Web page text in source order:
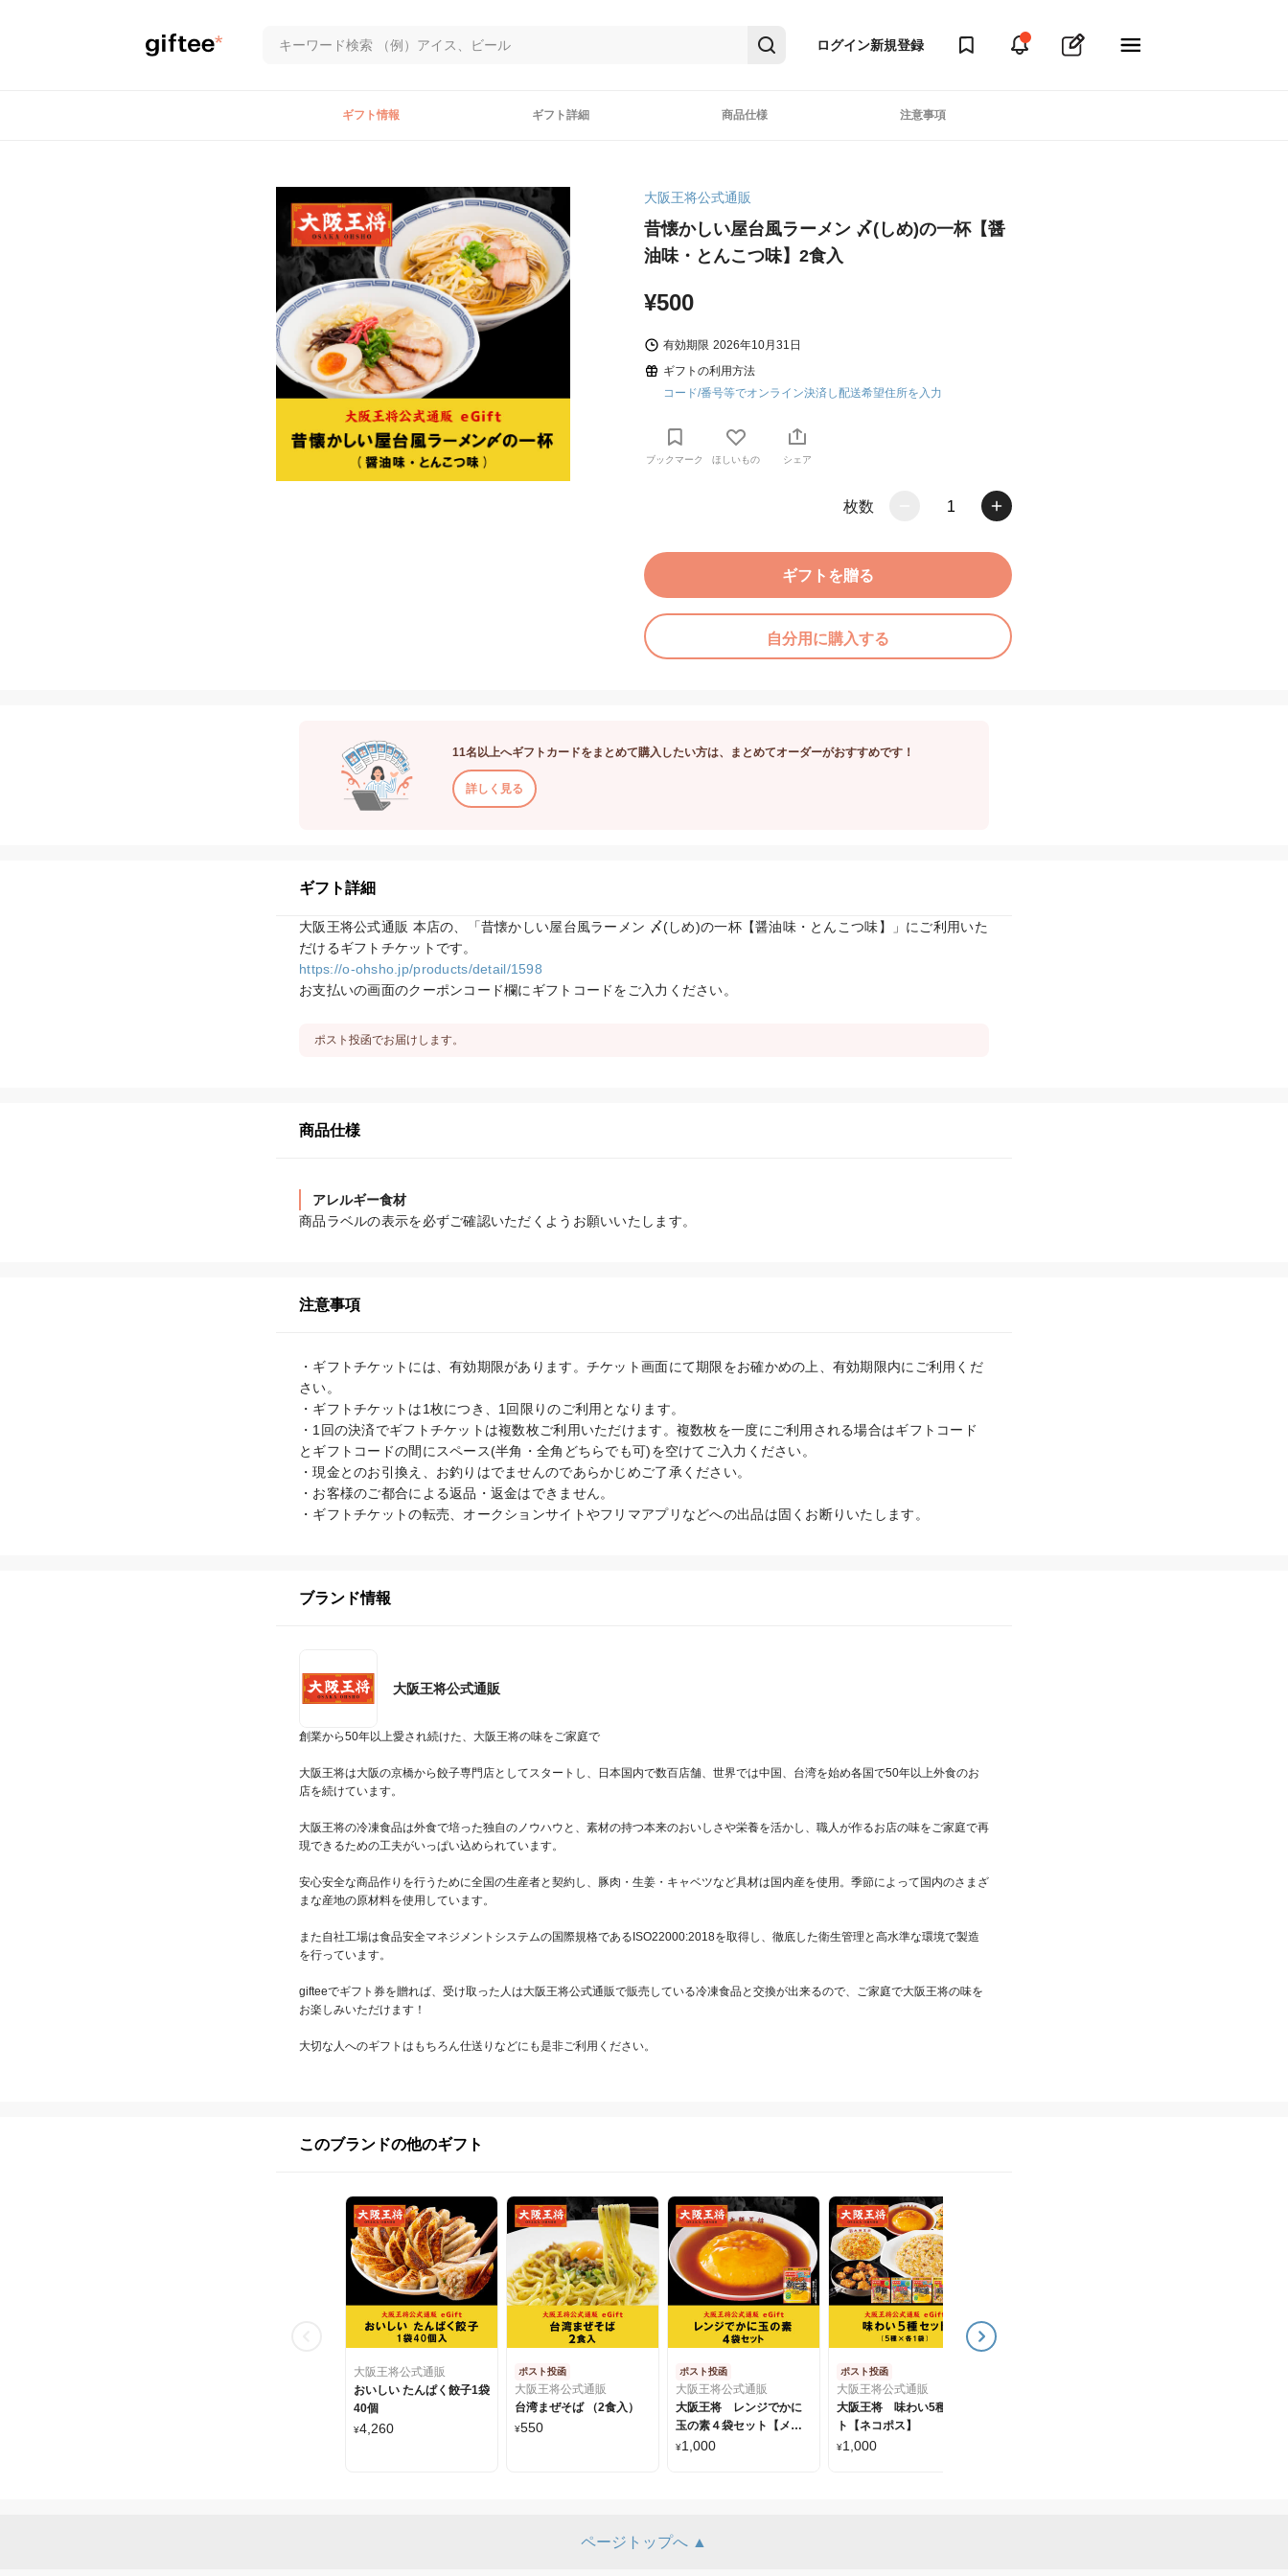
ログイン新規登録
ギフト情報 ギフト詳細 商品仕様 注意事項
大阪王将公式通販
昔懐かしい屋台風ラーメン 〆(しめ)の一杯【醤
油味・とんこつ味】2食入
¥500
有効期限 2026年10月31日
ギフトの利用方法
コード/番号等でオンライン決済し配送希望住所を入力
ブックマーク ほしいもの シェア
枚数 1
ギフトを贈る
自分用に購入する
11名以上へギフトカードをまとめて購入したい方は、まとめてオーダーがおすすめです！
詳しく見る
ギフト詳細
大阪王将公式通販 本店の、「昔懐かしい屋台風ラーメン 〆(しめ)の一杯【醤油味・とんこつ味】」にご利用いた
https://o-ohsho.jp/products/detail/1598
お支払いの画面のクーポンコード欄にギフトコードをご入力ください。
ポスト投函でお届けします。
商品仕様
アレルギー食材
商品ラベルの表示を必ずご確認いただくようお願いいたします。
注意事項
・ギフトチケットには、有効期限があります。チケット画面にて期限をお確かめの上、有効期限内にご利用くだ
さい。
・ギフトチケットは1枚につき、1回限りのご利用となります。
・1回の決済でギフトチケットは複数枚ご利用いただけます。複数枚を一度にご利用される場合はギフトコード
とギフトコードの間にスペース(半角・全角どちらでも可)を空けてご入力ください。
・現金とのお引換え、お釣りはでませんのであらかじめご了承ください。
・お客様のご都合による返品・返金はできません。
ブランド情報
大阪王将公式通販
創業から50年以上愛され続けた、大阪王将の味をご家庭で
大阪王将は大阪の京橋から餃子専門店としてスタートし、日本国内で数百店舗、世界では中国、台湾を始め各国で50年以上外食のお
店を続けています。
大阪王将の冷凍食品は外食で培った独自のノウハウと、素材の持つ本来のおいしさや栄養を活かし、職人が作るお店の味をご家庭で再
現できるための工夫がいっぱい込められています。
安心安全な商品作りを行うために全国の生産者と契約し、豚肉・生姜・キャベツなど具材は国内産を使用。季節によって国内のさまざ
まな産地の原材料を使用しています。
また自社工場は食品安全マネジメントシステムの国際規格であるISO22000:2018を取得し、徹底した衛生管理と高水準な環境で製造
を行っています。
gifteeでギフト券を贈れば、受け取った人は大阪王将公式通販で販売している冷凍食品と交換が出来るので、ご家庭で大阪王将の味を
お楽しみいただけます！
大切な人へのギフトはもちろん仕送りなどにも是非ご利用ください。
このブランドの他のギフト
大阪王将公式通販
おいしい たんぱく餃子1袋
40個
¥4,260
ポスト投函
大阪王将公式通販
台湾まぜそば （2食入）
¥550
ポスト投函
大阪王将公式通販
大阪王将 レンジでかに
玉の素４袋セット【メー
ル便】
¥1,000
ポスト投函
大阪王将公式通販
大阪王将 味わい5種セッ
ト【ネコポス】
¥1,000
ページトップへ ▲